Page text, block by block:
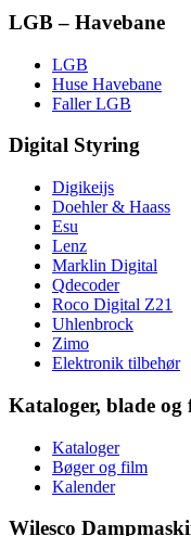
LGB – Havebane
LGB
Huse Havebane
Faller LGB
Digital Styring
Digikeijs
Doehler & Haass
Esu
Lenz
Marklin Digital
Qdecoder
Roco Digital Z21
Uhlenbrock
Zimo
Elektronik tilbehør
Kataloger, blade og
Kataloger
Bøger og film
Kalender
Wilesco